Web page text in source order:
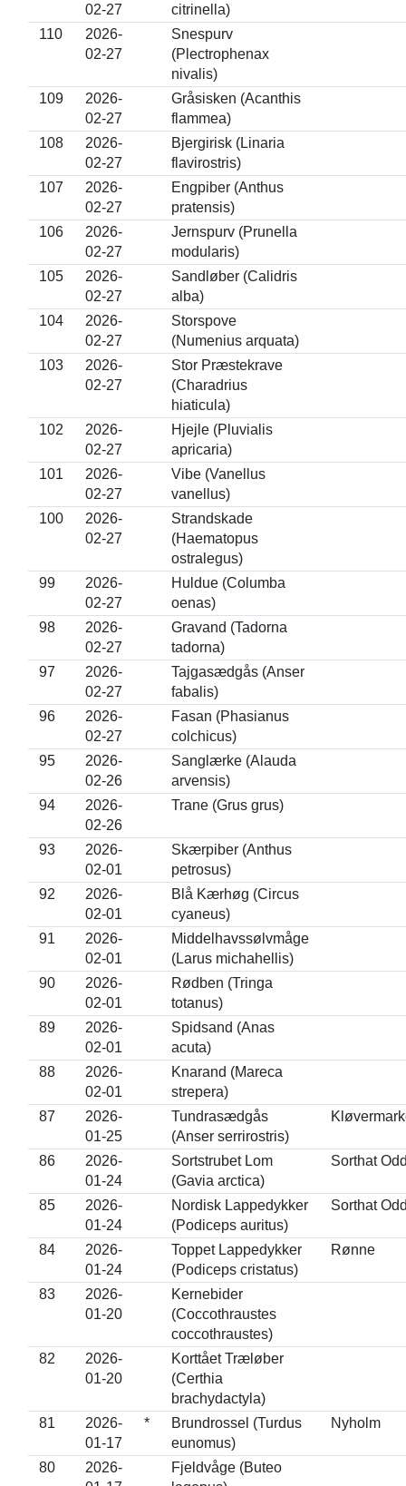
02-27
citrinella)
110
2026-
02-27
Snespurv
(Plectrophenax
nivalis)
109
2026-
02-27
Gråsisken (Acanthis
flammea)
108
2026-
02-27
Bjergirisk (Linaria
flavirostris)
107
2026-
02-27
Engpiber (Anthus
pratensis)
106
2026-
02-27
Jernspurv (Prunella
modularis)
105
2026-
02-27
Sandløber (Calidris
alba)
104
2026-
02-27
Storspove
(Numenius arquata)
103
2026-
02-27
Stor Præstekrave
(Charadrius
hiaticula)
102
2026-
02-27
Hjejle (Pluvialis
apricaria)
101
2026-
02-27
Vibe (Vanellus
vanellus)
100
2026-
02-27
Strandskade
(Haematopus
ostralegus)
99
2026-
02-27
Huldue (Columba
oenas)
98
2026-
02-27
Gravand (Tadorna
tadorna)
97
2026-
02-27
Tajgasædgås (Anser
fabalis)
96
2026-
02-27
Fasan (Phasianus
colchicus)
95
2026-
02-26
Sanglærke (Alauda
arvensis)
94
2026-
02-26
Trane (Grus grus)
93
2026-
02-01
Skærpiber (Anthus
petrosus)
92
2026-
02-01
Blå Kærhøg (Circus
cyaneus)
91
2026-
02-01
Middelhavssølvmåge
(Larus michahellis)
90
2026-
02-01
Rødben (Tringa
totanus)
89
2026-
02-01
Spidsand (Anas
acuta)
88
2026-
02-01
Knarand (Mareca
strepera)
87
2026-
01-25
Tundrasædgås
(Anser serrirostris)
86
2026-
01-24
Sortstrubet Lom
(Gavia arctica)
Sorthat
85
2026-
01-24
Nordisk Lappedykker
(Podiceps auritus)
Sorthat
84
2026-
01-24
Toppet Lappedykker
(Podiceps cristatus)
Rønne
83
2026-
01-20
Kernebider
(Coccothraustes
coccothraustes)
82
2026-
01-20
Korttået Træløber
(Certhia
brachydactyla)
81
2026-
01-17
*
Brundrossel (Turdus
eunomus)
Nyholm
80
2026-
Fjeldvåge (Buteo